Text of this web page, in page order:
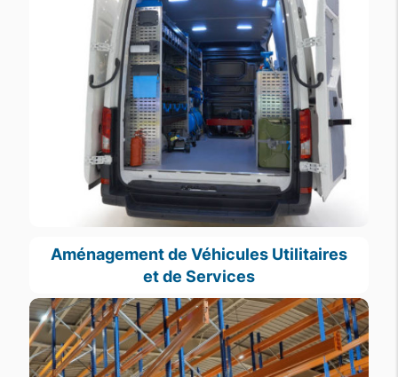
Aménagement de Véhicules Utilitaires
et de Services